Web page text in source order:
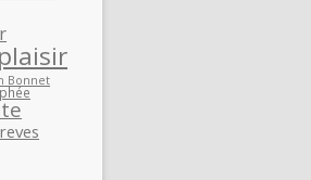
plaisir
Bonnet